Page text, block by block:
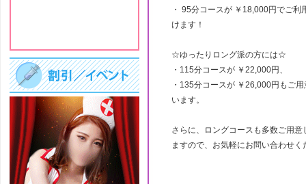
・ 95分コースが ￥18,000円でご利
けます！
☆ゆったりロング派の方には☆
・115分コースが ￥22,000円、
・135分コースが ￥26,000円もご
います。
さらに、ロングコースも多数ご用意
ますので、お気軽にお問い合わせく